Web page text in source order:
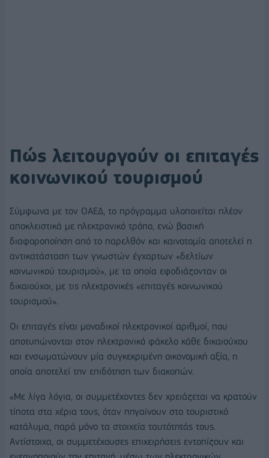
Πώς λειτουργούν οι επιταγές
κοινωνικού τουρισμού
Σύμφωνα με τον ΟΑΕΔ, το πρόγραμμα υλοποιείται πλέον
αποκλειστικά με ηλεκτρονικό τρόπο, ενώ βασική
διαφοροποίηση από το παρελθόν και καινοτομία αποτελεί η
αντικατάσταση των γνωστών έγχαρτων «δελτίων
κοινωνικού τουρισμού», με τα οποία εφοδιάζονταν οι
δικαιούχοι, με τις ηλεκτρονικές «επιταγές κοινωνικού
τουρισμού».
Οι επιταγές είναι μοναδικοί ηλεκτρονικοί αριθμοί, που
αποτυπώνονται στον ηλεκτρονικό φάκελο κάθε δικαιούχου
και ενσωματώνουν μία συγκεκριμένη οικονομική αξία, η
οποία αποτελεί την επιδότηση των διακοπών.
«Με λίγα λόγια, οι συμμετέχοντες δεν χρειάζεται να κρατούν
τίποτα στα χέρια τους, όταν πηγαίνουν στο τουριστικό
κατάλυμα, παρά μόνο τα στοιχεία ταυτότητάς τους.
Αντίστοιχα, οι συμμετέχουσες επιχειρήσεις εντοπίζουν και